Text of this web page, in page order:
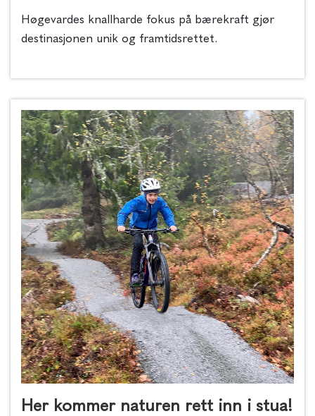
Høgevardes knallharde fokus på bærekraft gjør
destinasjonen unik og framtidsrettet.
Her kommer naturen rett inn i stua!